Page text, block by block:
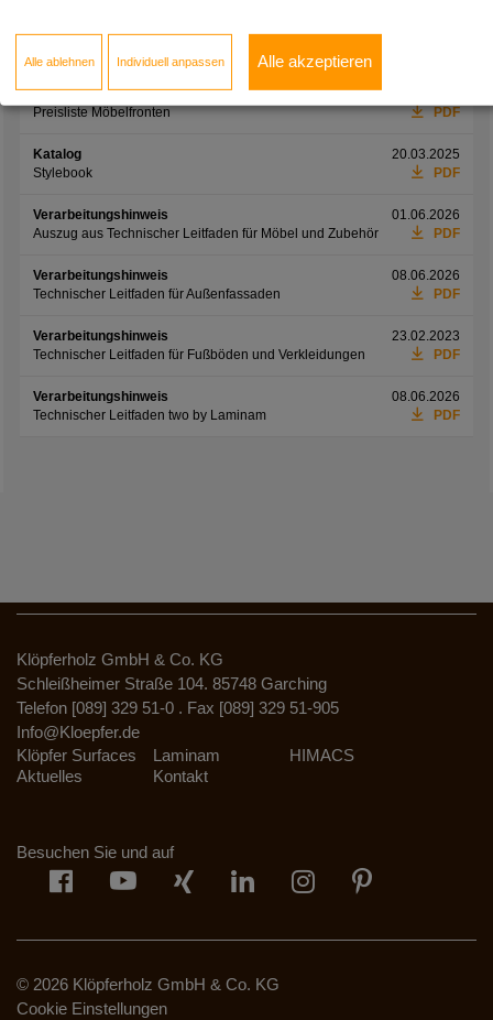
Broschüre
Informationsblatt
Preisliste Möbelfronten
PDF
Katalog
Stylebook
20.03.2025
PDF
Verarbeitungshinweis
Auszug aus Technischer Leitfaden für Möbel und Zubehör
01.06.2026
PDF
Verarbeitungshinweis
Technischer Leitfaden für Außenfassaden
08.06.2026
PDF
Verarbeitungshinweis
Technischer Leitfaden für Fußböden und Verkleidungen
23.02.2023
PDF
Verarbeitungshinweis
Technischer Leitfaden two by Laminam
08.06.2026
PDF
Klöpferholz GmbH & Co. KG
Schleißheimer Straße 104. 85748 Garching
Telefon [089] 329 51-0 . Fax [089] 329 51-905
Info@Kloepfer.de
Klöpfer Surfaces
Laminam
HIMACS
Aktuelles
Kontakt
Besuchen Sie und auf
© 2026 Klöpferholz GmbH & Co. KG
Cookie Einstellungen
Alle ablehnen Individuell anpassen Alle akzeptieren